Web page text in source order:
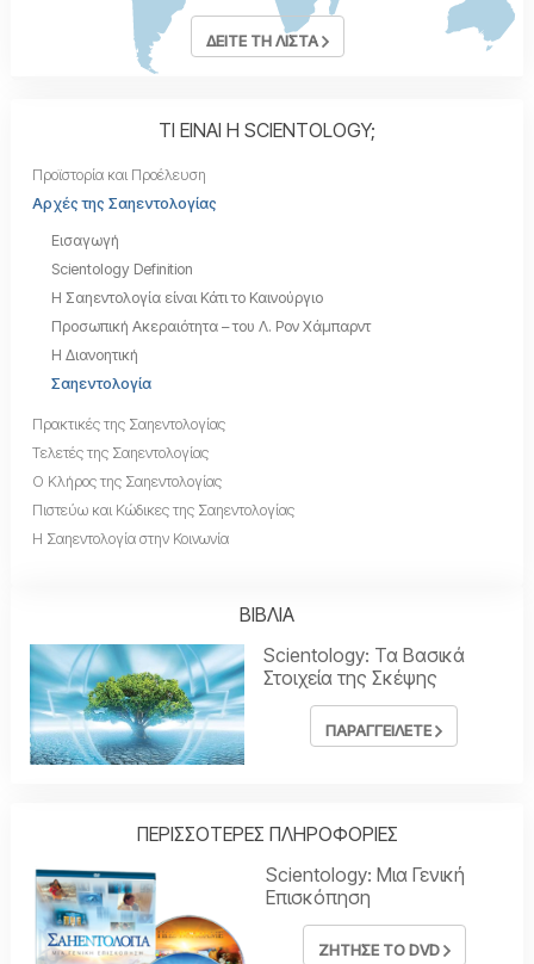
ΔΕΙΤΕ ΤΗ ΛΙΣΤΑ
ΤΙ ΕΙΝΑΙ Η SCIENTOLOGY;
Προϊστορία και Προέλευση
Αρχές της Σαηεντολογίας
Εισαγωγή
Scientology Definition
Η Σαηεντολογία είναι Κάτι το Καινούργιο
Προσωπική Ακεραιότητα – του Λ. Ρον Χάµπαρντ
Η Διανοητική
Σαηεντολογία
Πρακτικές της Σαηεντολογίας
Τελετές της Σαηεντολογίας
Ο Κλήρος της Σαηεντολογίας
Πιστεύω και Κώδικες της Σαηεντολογίας
Η Σαηεντολογία στην Κοινωνία
ΒΙΒΛΙΑ
Scientology: Τα Βασικά
Στοιχεία της Σκέψης
ΠΑΡΑΓΓΕΙΛΕΤΕ
ΠΕΡΙΣΣΟΤΕΡΕΣ ΠΛΗΡΟΦΟΡΙΕΣ
Scientology: Μια Γενική
Επισκόπηση
ΖΗΤΗΣΕ ΤΟ DVD